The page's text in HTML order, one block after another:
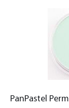
PanPastel